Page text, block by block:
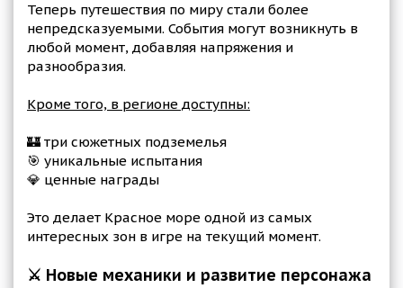
Теперь путешествия по миру стали более
непредсказуемыми. События могут возникнуть в
любой момент, добавляя напряжения и
разнообразия.
Кроме того, в регионе доступны:
🏰 три сюжетных подземелья
🎯 уникальные испытания
💎 ценные награды
Это делает Красное море одной из самых
интересных зон в игре на текущий момент.
⚔️ Новые механики и развитие персонажа